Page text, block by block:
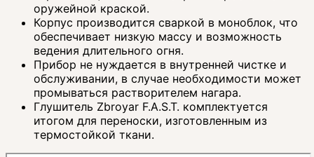
оружейной краской.
Корпус производится сваркой в моноблок, что
обеспечивает низкую массу и возможность
ведения длительного огня.
Прибор не нуждается в внутренней чистке и
обслуживании, в случае необходимости может
промываться растворителем нагара.
Глушитель Zbroyar F.A.S.T. комплектуется
итогом для переноски, изготовленным из
термостойкой ткани.